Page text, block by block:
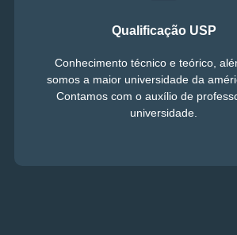
Qualificação USP
Conhecimento técnico e teórico,
somos a maior universidade da
Contamos com o auxílio de
universidade.